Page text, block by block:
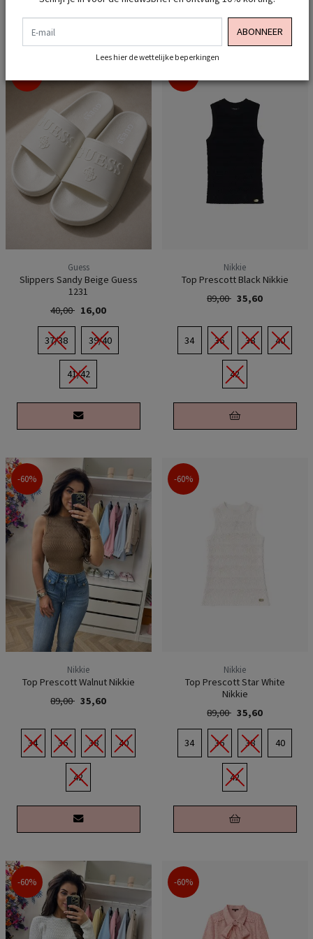
Guess
Slippers Sandy Beige Guess
1231
40,00 16,00
37/38 39/40
41/42
Nikkie
Top Prescott Black Nikkie
89,00 35,60
34 36 38 40
42
-60%
Nikkie
Top Prescott Walnut Nikkie
89,00 35,60
34 36 38 40
42
-60%
Nikkie
Top Prescott Star White
Nikkie
89,00 35,60
34 36 38 40
42
-60% -60%
ABONNEER
Lees hier de wettelijke beperkingen